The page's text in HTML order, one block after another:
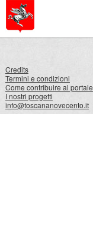
Credits
Termini e condizioni
Come contribuire al portale
I nostri progetti
info@toscananovecento.it